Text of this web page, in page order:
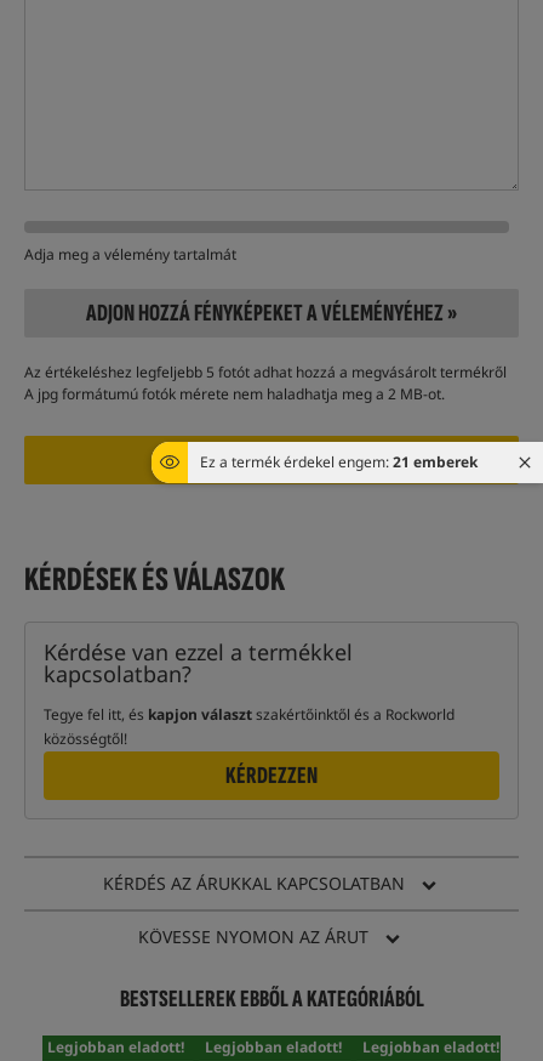
Ez a termék érdekel engem:21 emberek
Adja meg a vélemény tartalmát
ADJON HOZZÁ FÉNYKÉPEKET A VÉLEMÉNYÉHEZ »
Az értékeléshez legfeljebb 5 fotót adhat hozzá a megvásárolt termékről
A jpg formátumú fotók mérete nem haladhatja meg a 2 MB-ot.
KÉRDÉSEK ÉS VÁLASZOK
Kérdése van ezzel a termékkel
kapcsolatban?
Tegye fel itt, és kapjon választszakértőinktől és a Rockworld
közösségtől!
KÉRDEZZEN
KÉRDÉS AZ ÁRUKKAL KAPCSOLATBAN
KÖVESSE NYOMON AZ ÁRUT
BESTSELLEREK EBBŐL A KATEGÓRIÁBÓL
Legjobban eladott! Legjobban eladott! Legjobban eladott!